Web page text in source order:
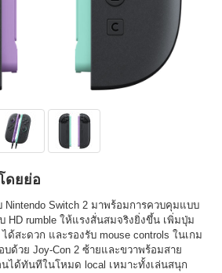
ดยย่อ
Nintendo Switch 2 มาพร้อมการควบคุมแบบ
HD rumble ให้แรงสั่นสมจริงยิ่งขึ้น เพิ่มปุ่ม
ด้สะดวก และรองรับ mouse controls ในเกม
ด้วย Joy-Con 2 ซ้ายและขวาพร้อมสาย
นได้ทันทีในโหมด local เหมาะทั้งเล่นสนุก